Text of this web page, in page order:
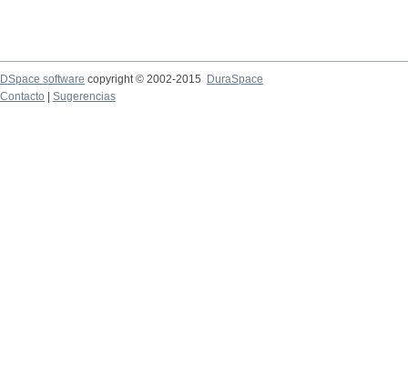
DSpace software copyright © 2002-2015
DuraSpace
Contacto
Sugerencias